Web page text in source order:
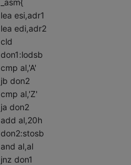
_asm{
lea esi,adr1
lea edi,adr2
cld
don1:lodsb
cmp al,'A'
jb don2
cmp al,'Z'
ja don2
add al,20h
don2:stosb
and al,al
jnz don1